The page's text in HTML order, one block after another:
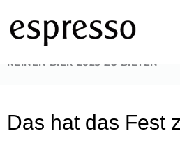
Inhalt
springen
STARTSEITE
REINEN BIER 2023 ZU BIETEN
Das hat das Fest